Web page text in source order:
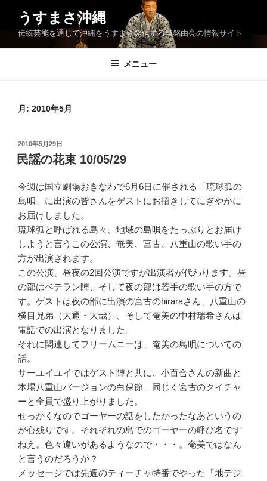
ン
うすまさ沖縄
伝統芸能を通じて沖縄をうすまさ発信する当銘由亮の情報サイト
メニュー
月: 2010年5月
投
稿
日:
2010年5月29日
民謡の花束 10/05/29
今週は国立劇場おきなわで6月6日に催される「琉球弧の
島唄」に出演の皆さんをゲストにお招きしてにぎやかに
お届けしました。
琉球弧と呼ばれる島々、地域の島唄をたっぷりとお届け
しようと言うこの公演、奄美、宮古、八重山の歌い手の
方が出演されます。
この公演、昼夜の2回公演ですが出演者が代わります。昼
の部はベテラン陣、そして夜の部は若手の歌い手の方で
す。ゲストは夜の部に出演の宮古のhiraraさん、八重山の
横目兄弟（大通・大哉）、そして奄美の中村瑞希さんは
電話での出演となりました。
それに関連してフリームニーは、奄美の島唄についての
話。
サーユイユイではゲスト陣と共に、小百合さんの新曲と
本場八重山バージョンの白保節、同じく宮古のクイチャ
ーと全員で盛り上がりました。
せっかくなのでゴーヤーの話をしたかったなあというの
が心残りです。それぞれの島でのゴーヤーの呼び名です
ねえ。色々違いがあるようなので・・・。奄美ではなん
と言うのだろうか？
メッセージでは先週のティーチャ特番でやった「地デジ